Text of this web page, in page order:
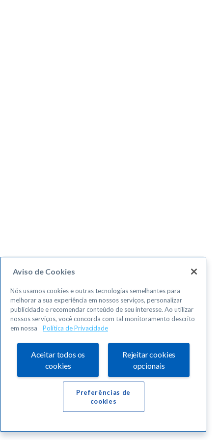
Aviso de Cookies
Nós usamos cookies e outras tecnologias semelhantes para
melhorar a sua experiência em nossos serviços, personalizar
publicidade e recomendar conteúdo de seu interesse. Ao utilizar
nossos serviços, você concorda com tal monitoramento descrito
em nossa
Política de Privacidade
Aceitar todos os
cookies
Rejeitar cookies
opcionais
Preferências de
cookies